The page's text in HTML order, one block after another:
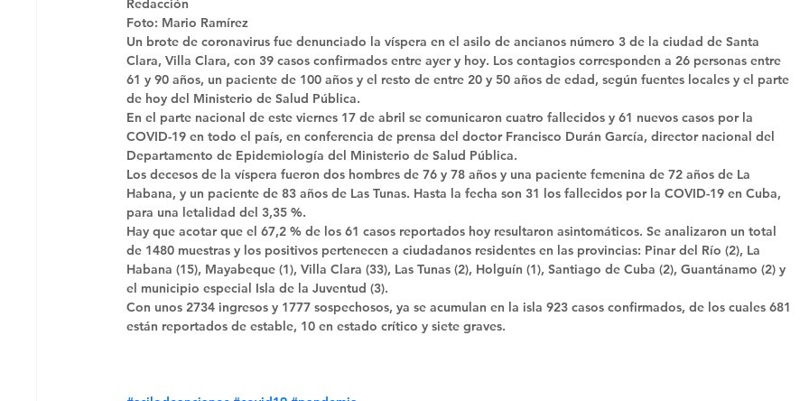
Redacción
Foto: Mario Ramírez
Un brote de coronavirus fue denunciado la víspera en el asilo de ancianos número 3 de la ciudad de Santa
Clara, Villa Clara, con 39 casos confirmados entre ayer y hoy. Los contagios corresponden a 26 personas entre
61 y 90 años, un paciente de 100 años y el resto de entre 20 y 50 años de edad, según fuentes locales y el parte
de hoy del Ministerio de Salud Pública.
En el parte nacional de este viernes 17 de abril se comunicaron cuatro fallecidos y 61 nuevos casos por la
COVID-19 en todo el país, en conferencia de prensa del doctor Francisco Durán García, director nacional del
Departamento de Epidemiología del Ministerio de Salud Pública.
Los decesos de la víspera fueron dos hombres de 76 y 78 años y una paciente femenina de 72 años de La
Habana, y un paciente de 83 años de Las Tunas. Hasta la fecha son 31 los fallecidos por la COVID-19 en Cuba,
para una letalidad del 3,35 %.
Hay que acotar que el 67,2 % de los 61 casos reportados hoy resultaron asintomáticos. Se analizaron un total
de 1480 muestras y los positivos pertenecen a ciudadanos residentes en las provincias: Pinar del Río (2), La
Habana (15), Mayabeque (1), Villa Clara (33), Las Tunas (2), Holguín (1), Santiago de Cuba (2), Guantánamo (2) y
el municipio especial Isla de la Juventud (3).
Con unos 2734 ingresos y 1777 sospechosos, ya se acumulan en la isla 923 casos confirmados, de los cuales 681
están reportados de estable, 10 en estado crítico y siete graves.